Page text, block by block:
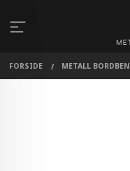
innholdet
FORSIDE METALL BORDBEN